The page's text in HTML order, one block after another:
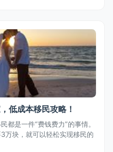
低成本移民攻略！
都是一件“费钱费力”的事情。
万块，就可以轻松实现移民的